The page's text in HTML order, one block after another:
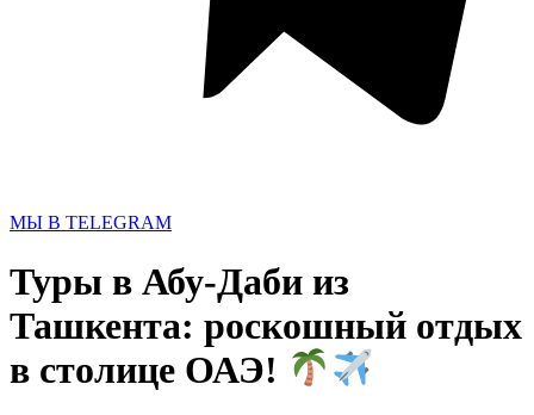
МЫ В TELEGRAM
Туры в Абу-Даби из
Ташкента: роскошный отдых
в столице ОАЭ!